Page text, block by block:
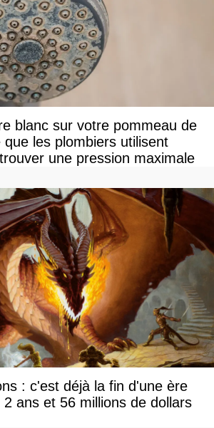
blanc sur votre pommeau de
les plombiers utilisent
une pression maximale
: c'est déjà la fin d'une ère
ans et 56 millions de dollars